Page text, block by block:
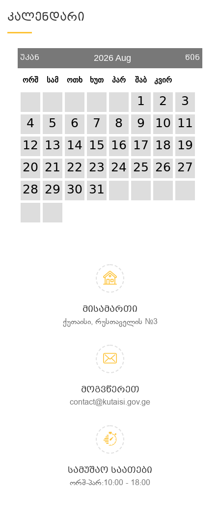
Კალენდარი
უკან 2026 Aug წინ
ორშ სამ ოთხ ხუთ პარ შაბ კვირ
1 2
3
4
5 6 7 8 9 10 11
12 13 14 15 16 17 18 19
20 21 22 23 24 25 26 27
28 29 30 31
ᲛᲘᲡᲐᲛᲐᲠᲗᲘ
ქუთაისი, რუსთაველის №3
ᲛᲝᲒᲕᲬᲔᲠᲔᲗ
contact@kutaisi.gov.ge
ᲡᲐᲛᲣᲨᲐᲝ ᲡᲐᲐᲗᲔᲑᲘ
ორშ-პარ:10:00 - 18:00